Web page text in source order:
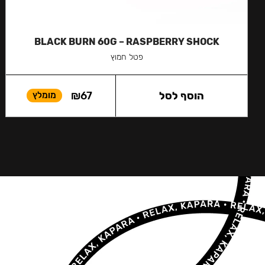
BLACK BURN 60G – RASPBERRY SHOCK
פטל חמוץ
₪67 מומלץ הוסף לסל